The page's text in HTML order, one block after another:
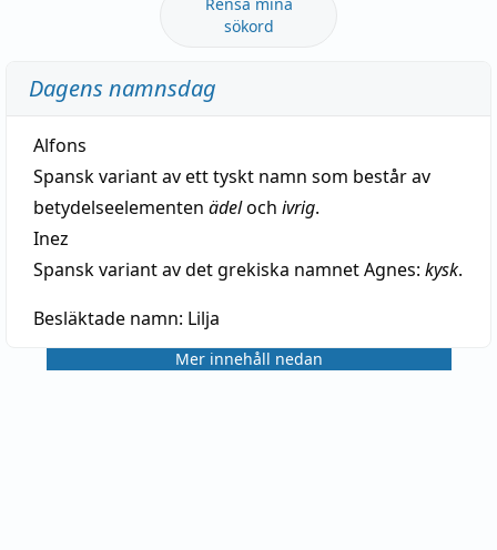
sökord
Dagens namnsdag
Alfons
Spansk variant av ett tyskt namn som består av
betydelseelementen ädeloch ivrig.
Inez
Spansk variant av det grekiska namnet Agnes: kysk.
Besläktade namn: Lilja
Mer innehåll nedan